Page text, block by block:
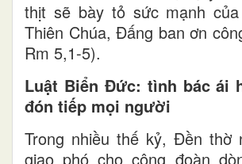
thịt sẽ bày tỏ sức mạnh
Thiên Chúa, Đấng ban ơn
Rm 5,1-5).
Luật Biển Đức: tình bác ái
đón tiếp mọi người
Trong nhiều thế kỷ, Đền thờ
giao phó cho cộng đoàn